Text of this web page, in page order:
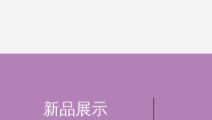
新品展示